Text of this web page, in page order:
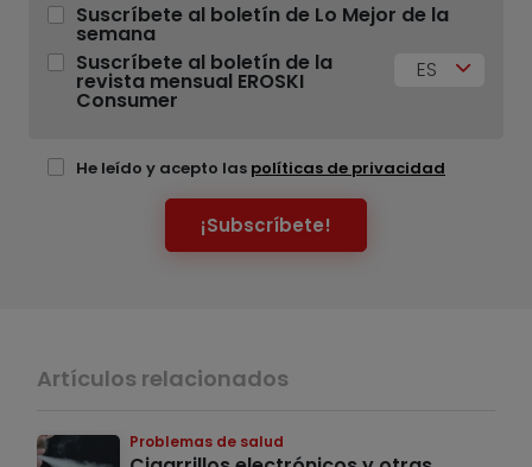
Suscríbete al boletín de Lo Mejor de la
semana
Suscríbete al boletín de la
revista mensual EROSKI
Consumer
ES
He leído y acepto las políticas de privacidad
¡Subscríbete!
Artículos relacionados
Problemas de salud